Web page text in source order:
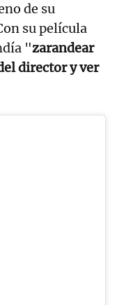
de su
su película
"zarandear
director y ver